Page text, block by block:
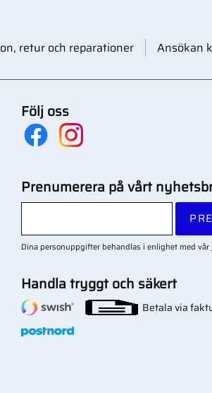
retur och reparationer Ansökan
Följ oss
Prenumerera på vårt
Dina personuppgifter behandlas i enlighet med vår
Handla tryggt och säkert
Betala via